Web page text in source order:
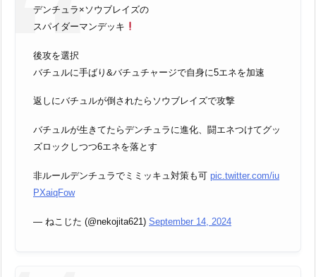
デンチュラ×ソウブレイズの
スパイダーマンデッキ
後攻を選択
バチュルに手ばり&バチュチャージで自身に5エネを加速
返しにバチュルが倒されたらソウブレイズで攻撃
バチュルが生きてたらデンチュラに進化、闘エネつけてグッ
ズロックしつつ6エネを落とす
非ルールデンチュラでミミッキュ対策も可 pic.twitter.com/iu
PXaiqFow
— ねこじた (@nekojita621) September 14, 2024